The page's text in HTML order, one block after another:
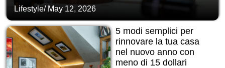
Lifestyle/ May 12, 2026
5 modi semplici per
rinnovare la tua casa
nel nuovo anno con
meno di 15 dollari